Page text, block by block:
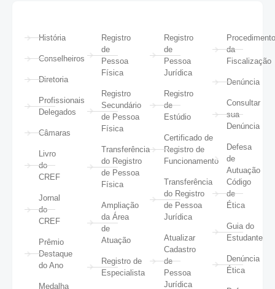
História
Conselheiros
Diretoria
Profissionais
Delegados
Câmaras
Livro
do
CREF
Jornal
do
CREF
Prêmio
Destaque
do Ano
Medalha
Registro
de
Pessoa
Física
Registro
Secundário
de Pessoa
Física
Transferência
do Registro
de Pessoa
Física
Ampliação
da Área
de
Atuação
Registro de
Especialista
Registro
de
Pessoa
Jurídica
Registro
de
Estúdio
Certificado de
Registro de
Funcionamento
Transferência
do Registro
de Pessoa
Jurídica
Atualizar
Cadastro
de
Pessoa
Jurídica
da
Fiscalização
Denúncia
Consultar
sua
Denúncia
Defesa
de
Autuação
Código
de
Ética
Guia do
Estudante
Denúncia
Ética